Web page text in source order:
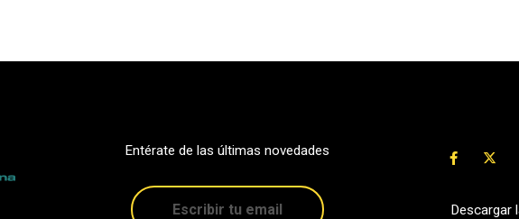
Entérate de las últimas novedades
Descargar